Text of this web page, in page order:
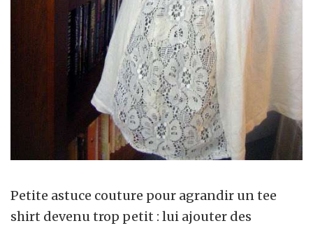
Petite astuce couture pour agrandir un tee
shirt devenu trop petit : lui ajouter des